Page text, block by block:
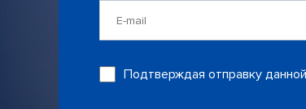
mail
Подтверждая отправку